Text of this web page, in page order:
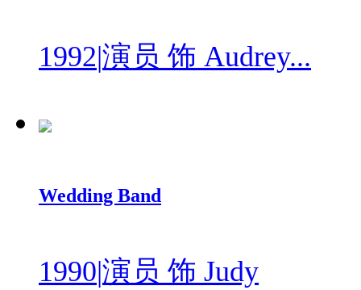
1992|演员 饰 Audrey...
Wedding Band
1990|演员 饰 Judy